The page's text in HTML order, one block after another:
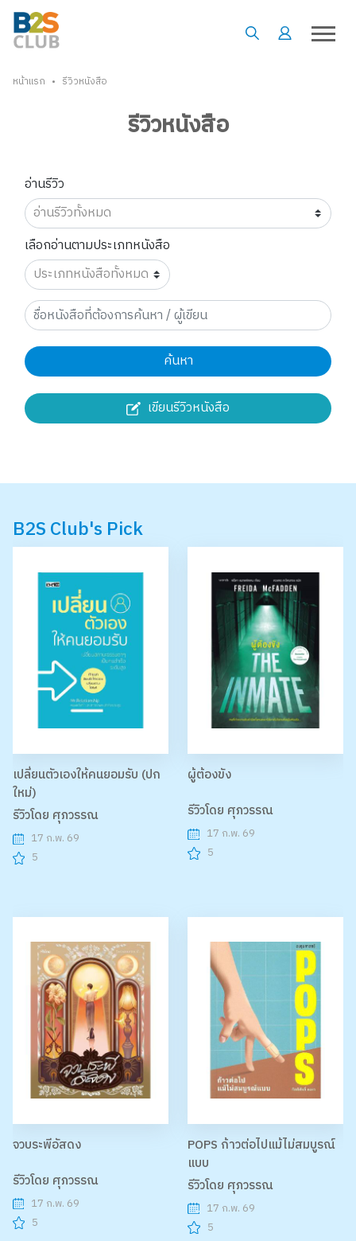
หน้าแรก • รีวิวหนังสือ
รีวิวหนังสือ
อ่านรีวิว
เลือกอ่านตามประเภทหนังสือ
ค้นหา
เขียนรีวิวหนังสือ
B2S Club's Pick
เปลี่ยนตัวเองให้คนยอมรับ (ปก
ใหม่)
รีวิวโดย ศุภวรรณ
17 ก.พ. 69
5
ผู้ต้องขัง
รีวิวโดย ศุภวรรณ
17 ก.พ. 69
5
จวบระพีอัสดง
รีวิวโดย ศุภวรรณ
17 ก.พ. 69
5
POPS ก้าวต่อไปแม้ไม่สมบูรณ์
แบบ
รีวิวโดย ศุภวรรณ
17 ก.พ. 69
5